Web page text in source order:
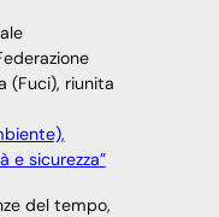
(Fuci), riunita
e sicurezza”
del tempo,